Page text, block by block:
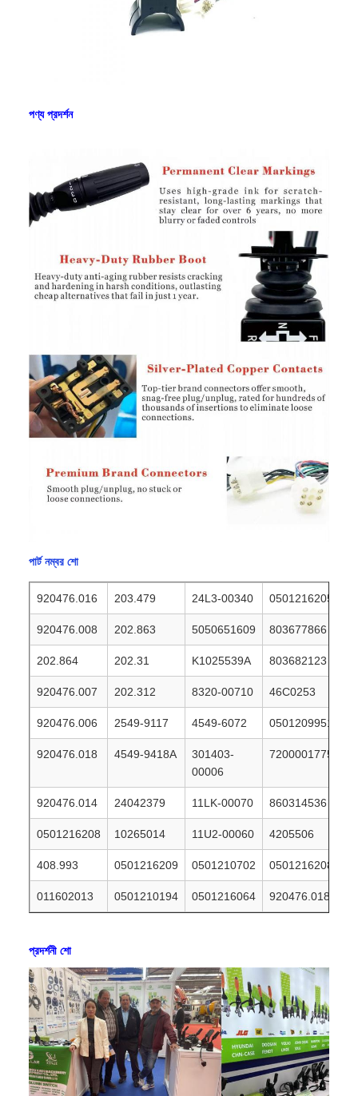
পণ্য প্রদর্শন
পার্ট নম্বর শো
920476.016 203.479 24L3-00340 0501216205
920476.008 202.863 5050651609 803677866
202.864 202.31 K1025539A 803682123
920476.007 202.312 8320-00710 46C0253
920476.006 2549-9117 4549-6072 0501209951
920476.018 4549-9418A
301403-
00006
7200001775
920476.014 24042379 11LK-00070 860314536
0501216208 10265014 11U2-00060 4205506
408.993 0501216209 0501210702 0501216208
011602013 0501210194 0501216064 920476.018
প্রদর্শনী শো